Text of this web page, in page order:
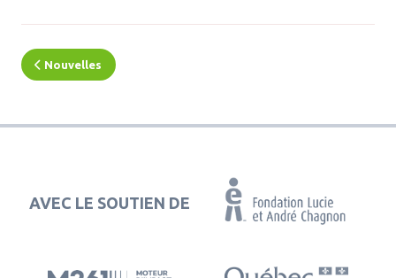
Nouvelles
AVEC LE SOUTIEN DE